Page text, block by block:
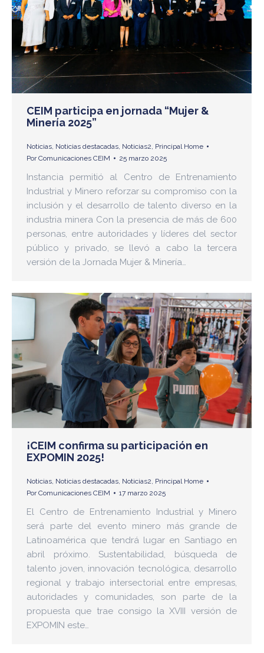
CEIM participa en jornada “Mujer &
Minería 2025”
Noticias Noticias destacadas Noticias2 Principal Home
PorComunicaciones CEIM 25 marzo 2025
Instancia permitió al Centro de Entrenamiento
Industrial y Minero reforzar su compromiso con la
inclusión y el desarrollo de talento diverso en la
industria minera Con la presencia de más de 600
personas, entre autoridades y líderes del sector
público y privado, se llevó a cabo la tercera
versión de la Jornada Mujer & Minería…
¡CEIM confirma su participación en
EXPOMIN 2025!
Noticias, Noticias destacadas, Noticias2, Principal Home
PorComunicaciones CEIM 17 marzo 2025
El Centro de Entrenamiento Industrial y Minero
será parte del evento minero más grande de
Latinoamérica que tendrá lugar en Santiago en
abril próximo. Sustentabilidad, búsqueda de
talento joven, innovación tecnológica, desarrollo
regional y trabajo intersectorial entre empresas,
autoridades y comunidades, son parte de la
propuesta que trae consigo la XVIII versión de
EXPOMIN este…